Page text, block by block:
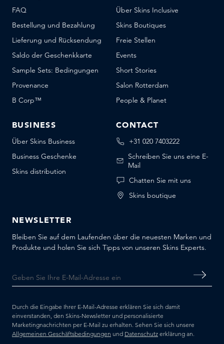
FAQ
Bestellung und Bezahlung
Lieferung und Rücksendung
Saldo der Geschenkkarte
Sample Sets: Bedingungen
Provenance
B Corp™
Über Skins Inclusive
Skins Boutiques
Freie Stellen
Events
Short Stories
Salon Rotterdam
People & Planet
BUSINESS
Über Skins Business
Business Geschenke
Skins distribution
CONTACT
+31 020 7403222
Schreiben Sie uns eine E-
Mail
Chatten Sie mit uns
Skins boutique
NEWSLETTER
Bleiben Sie auf dem Laufenden über die neuesten Marken und
Produkte und holen Sie sich Tipps von unseren Skins Experts.
Durch die Eingabe Ihrer E-Mail-Adresse erklären Sie sich damit
einverstanden, den Skins-Newsletter und personalisierte
Marketingnachrichten per E-Mail zu erhalten. Sehen Sie sich unsere
Allgemeinen Geschäftsbedingungen und Datenschutz erklärung an.